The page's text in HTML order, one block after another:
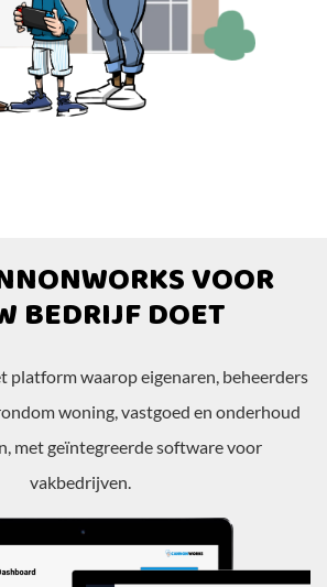
VOOR
BEDRIJF DOET
platform waarop eigenaren, beheerders
woning, vastgoed en onderhoud
met geïntegreerde software voor
vakbedrijven.